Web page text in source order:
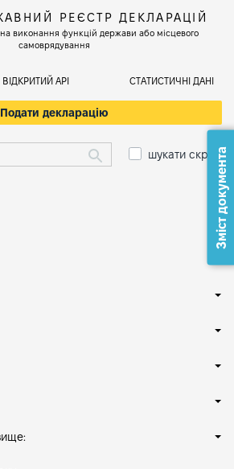
РЕЄСТР ДЕКЛАРАЦІЙ
виконання функцій держави або місцевого
самоврядування
ВІДКРИТИЙ АРІ СТАТИСТИЧНІ ДАНІ
Подати декларацію
шукати скрізьЗміст документа